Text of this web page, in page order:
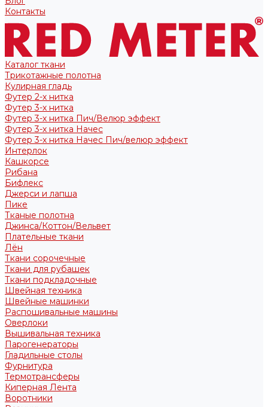
Контакты
Каталог ткани
Трикотажные полотна
Кулирная гладь
Футер 2-х нитка
Футер 3-х нитка
Футер 3-х нитка Пич/Велюр эффект
Футер 3-х нитка Начес
Футер 3-х нитка Начес Пич/велюр эффект
Интерлок
Кашкорсе
Рибана
Бифлекс
Джерси и лапша
Пике
Тканые полотна
Джинса/Коттон/Вельвет
Плательные ткани
Лён
Ткани сорочечные
Ткани для рубашек
Ткани подкладочные
Швейная техника
Швейные машинки
Распошивальные машины
Оверлоки
Вышивальная техника
Парогенераторы
Гладильные столы
Фурнитура
Термотрансферы
Киперная Лента
Воротники